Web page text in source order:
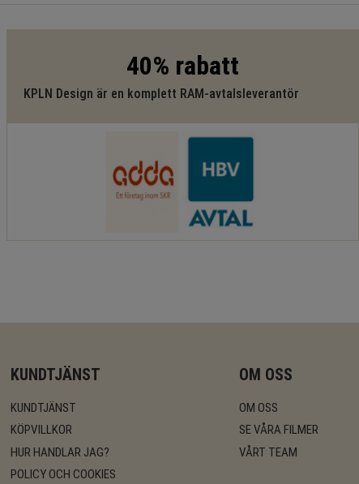
40% rabatt
KPLN Design är en komplett RAM-avtalsleverantör
KUNDTJÄNST
KUNDTJÄNST
KÖPVILLKOR
HUR HANDLAR JAG?
POLICY OCH COOKIES
OM OSS
OM OSS
SE VÅRA FILMER
VÅRT TEAM